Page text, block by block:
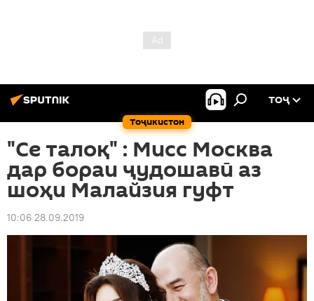
Тоҷикистон
ТОҶ
"Се талоқ" : Мисс Москва
дар бораи ҷудошавӣ аз
шоҳи Малайзия гуфт
10:06 28.09.2019